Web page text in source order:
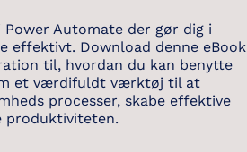
Power Automate der gør dig i
effektivt. Download denne eBook
til, hvordan du kan benytte
et værdifuldt værktøj til at
processer, skabe effektive
produktiviteten.